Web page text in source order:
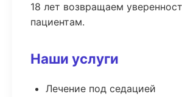
18 лет возвращаем
пациентам.
Наши услуги
Лечение под седацией